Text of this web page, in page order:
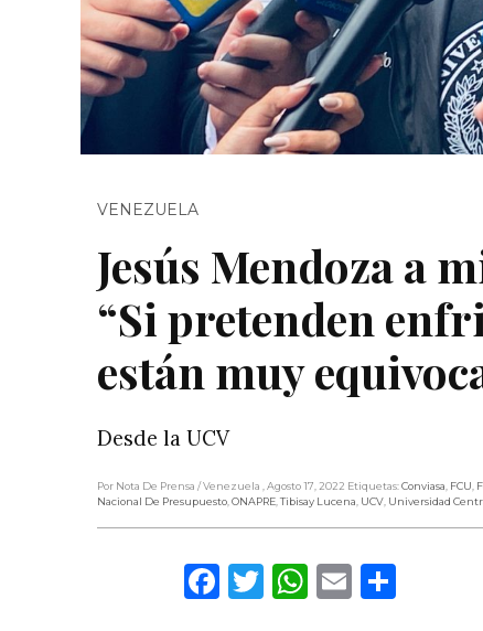
VENEZUELA
Jesús Mendoza a
“Si pretenden
están muy
Desde la UCV
Por Nota De Prensa / Venezuela , Agosto 17, 2022 Etiquetas:Conviasa, FCU,
Nacional De Presupuesto,ONAPRE,Tibisay Lucena, UCV, Universidad
Facebook
Twitter
WhatsApp
Email